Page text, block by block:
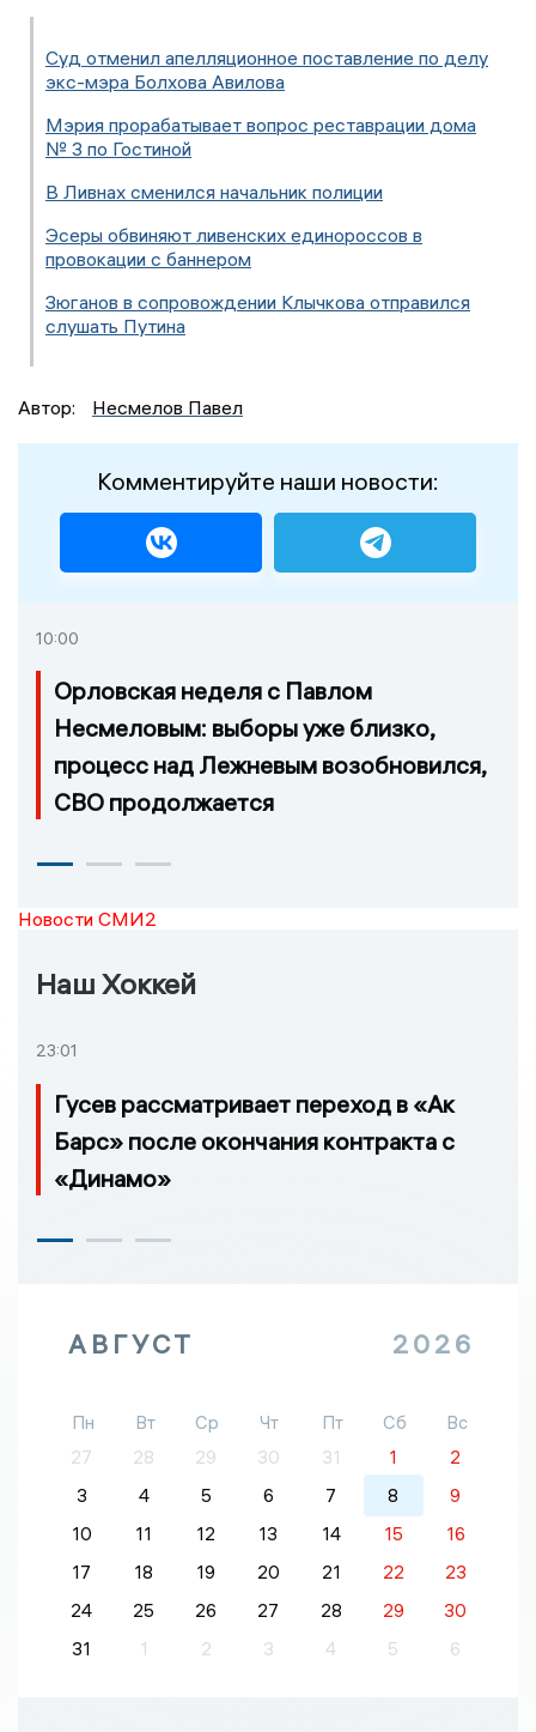
Суд отменил апелляционное поставление по делу
экс-мэра Болхова Авилова
Мэрия прорабатывает вопрос реставрации дома
№ 3 по Гостиной
В Ливнах сменился начальник полиции
Эсеры обвиняют ливенских единороссов в
провокации с баннером
Зюганов в сопровождении Клычкова отправился
слушать Путина
Автор: Несмелов Павел
Комментируйте наши новости:
10:00
Орловская неделя с Павлом
Несмеловым: выборы уже близко,
процесс над Лежневым возобновился,
СВО продолжается
Новости СМИ2
Наш Хоккей
23:01
Гусев рассматривает переход в «Ак
Барс» после окончания контракта с
«Динамо»
АВГУСТ 2026
Пн Вт Ср Чт Пт Сб
Вс
27
28 29 30 31 1
2
3
4 5 6 7 8
9
10
11 12 13 14 15
16
17
18 19 20 21 22
23
24
25 26 27 28 29
30
31
1 2 3 4 5 6